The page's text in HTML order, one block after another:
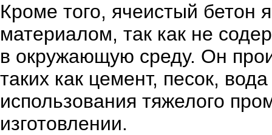
Кроме того, ячеистый бетон
материалом, так как не
в окружающую среду. Он
таких как цемент, песок,
использования тяжелого
изготовлении.